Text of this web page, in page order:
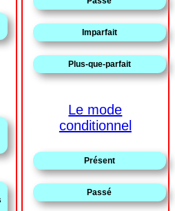
Imparfait
Plus-que-parfait
Le mode
conditionnel
Présent
Passé